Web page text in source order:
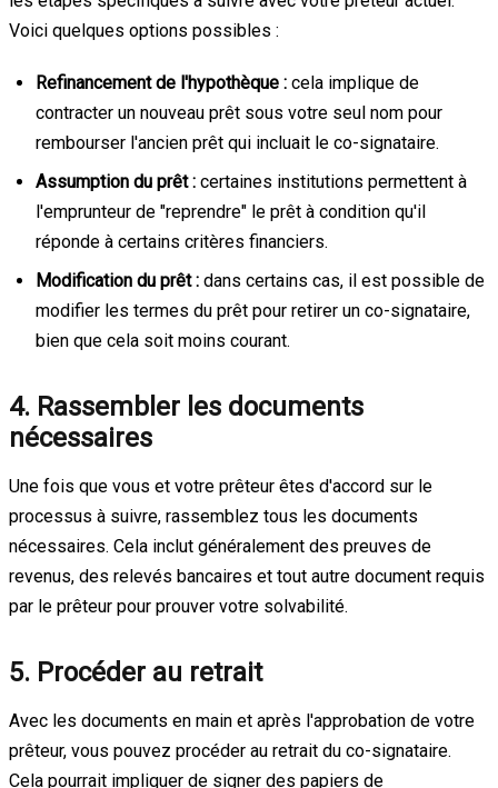
Voici quelques options possibles :
Refinancement de l'hypothèque : cela implique de
contracter un nouveau prêt sous votre seul nom pour
rembourser l'ancien prêt qui incluait le co-signataire.
Assumption du prêt : certaines institutions permettent à
l'emprunteur de "reprendre" le prêt à condition qu'il
réponde à certains critères financiers.
Modification du prêt : dans certains cas, il est possible de
modifier les termes du prêt pour retirer un co-signataire,
bien que cela soit moins courant.
4. Rassembler les documents
nécessaires
Une fois que vous et votre prêteur êtes d'accord sur le
processus à suivre, rassemblez tous les documents
nécessaires. Cela inclut généralement des preuves de
revenus, des relevés bancaires et tout autre document requis
par le prêteur pour prouver votre solvabilité.
5. Procéder au retrait
Avec les documents en main et après l'approbation de votre
prêteur, vous pouvez procéder au retrait du co-signataire.
Cela pourrait impliquer de signer des papiers de